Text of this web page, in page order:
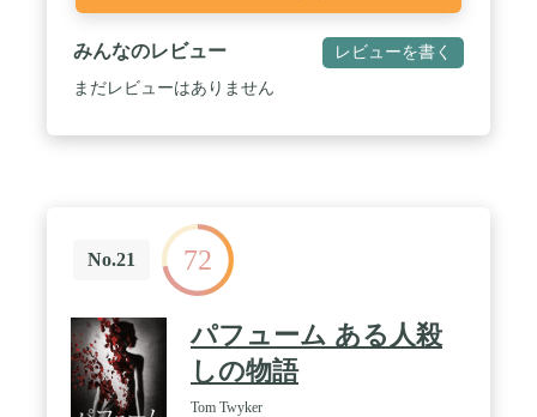
みんなのレビュー レビューを書く
まだレビューはありません
No.21 72
パフューム ある人殺
しの物語
Tom Twyker